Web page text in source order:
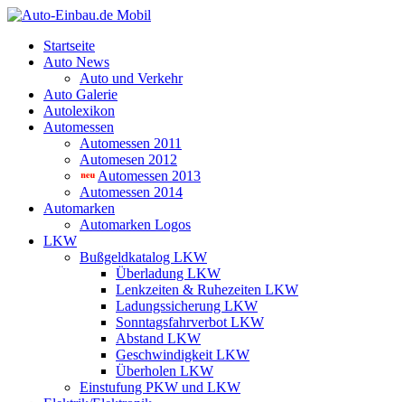
Startseite
Auto News
Auto und Verkehr
Auto Galerie
Autolexikon
Automessen
Automessen 2011
Automesen 2012
Automessen 2013
Automessen 2014
Automarken
Automarken Logos
LKW
Bußgeldkatalog LKW
Überladung LKW
Lenkzeiten & Ruhezeiten LKW
Ladungssicherung LKW
Sonntagsfahrverbot LKW
Abstand LKW
Geschwindigkeit LKW
Überholen LKW
Einstufung PKW und LKW